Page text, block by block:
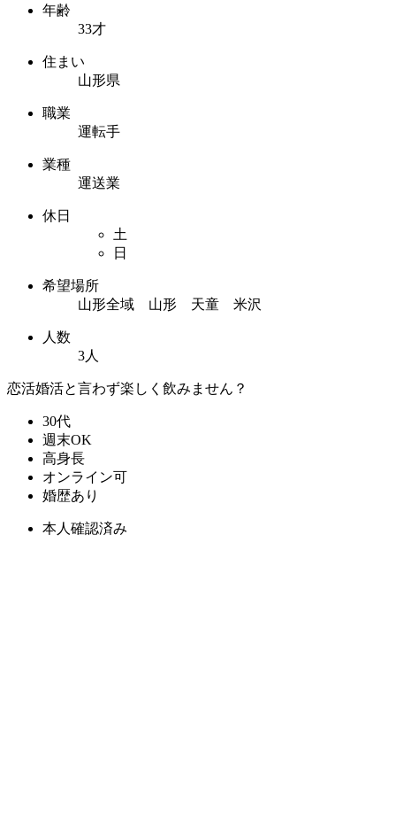
年齢
33才
住まい
山形県
職業
運転手
業種
運送業
休日
土
日
希望場所
山形全域 山形 天童 米沢
人数
3人
恋活婚活と言わず楽しく飲みません？
30代
週末OK
高身長
オンライン可
婚歴あり
本人確認済み